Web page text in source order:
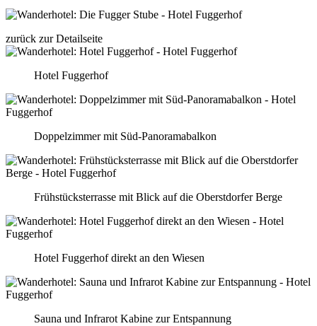
zurück zur Detailseite
Hotel Fuggerhof
Doppelzimmer mit Süd-Panoramabalkon
Frühstücksterrasse mit Blick auf die Oberstdorfer Berge
Hotel Fuggerhof direkt an den Wiesen
Sauna und Infrarot Kabine zur Entspannung